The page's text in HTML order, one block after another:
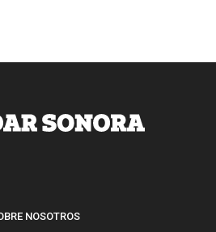
NOSOTROS